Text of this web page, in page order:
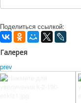
Поделиться ссылкой:
Галерея
prev